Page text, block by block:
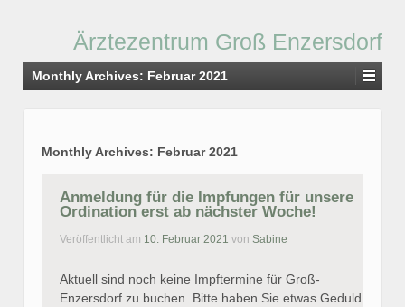
Ärztezentrum Groß Enzersdorf
Monthly Archives: Februar 2021
Monthly Archives: Februar 2021
Anmeldung für die Impfungen für unsere
Ordination erst ab nächster Woche!
Veröffentlicht am 10. Februar 2021 von Sabine
Aktuell sind noch keine Impftermine für Groß-
Enzersdorf zu buchen. Bitte haben Sie etwas Geduld